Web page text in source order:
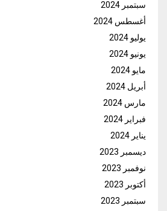
سبتمبر 2024
أغسطس 2024
يوليو 2024
يونيو 2024
مايو 2024
أبريل 2024
مارس 2024
فبراير 2024
يناير 2024
ديسمبر 2023
نوفمبر 2023
أكتوبر 2023
سبتمبر 2023